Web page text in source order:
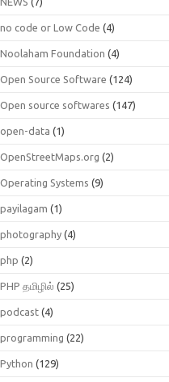
no code or Low Code (4)
Noolaham Foundation (4)
Open Source Software (124)
Open source softwares (147)
open-data (1)
OpenStreetMaps.org (2)
Operating Systems (9)
payilagam (1)
photography (4)
php (2)
PHP தமிழில் (25)
podcast (4)
programming (22)
Python (129)